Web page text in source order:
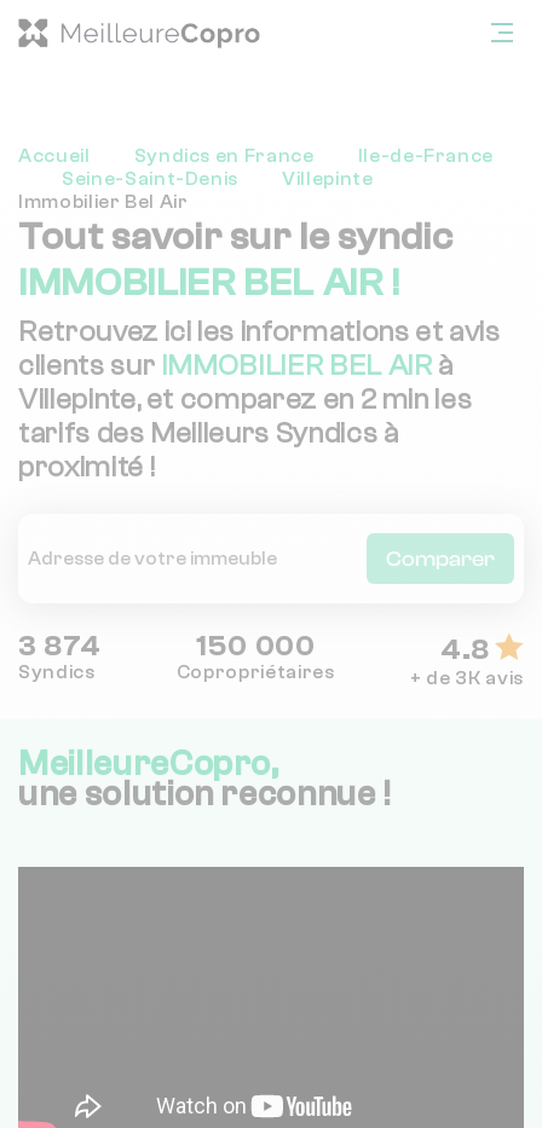
Accueil Syndics en France
Ile-de-France
Seine-Saint-Denis
Villepinte
Immobilier Bel Air
Tout savoir sur le syndic
IMMOBILIER BEL AIR !
Retrouvez ici les informations et avis
clients sur IMMOBILIER BEL AIRà
Villepinte, et comparez en 2 min les
tarifs des Meilleurs Syndics à
proximité !
Comparer
3 874
Syndics
150 000
Copropriétaires
4.8
+ de 3K avis
MeilleureCopro,
une solution reconnue !